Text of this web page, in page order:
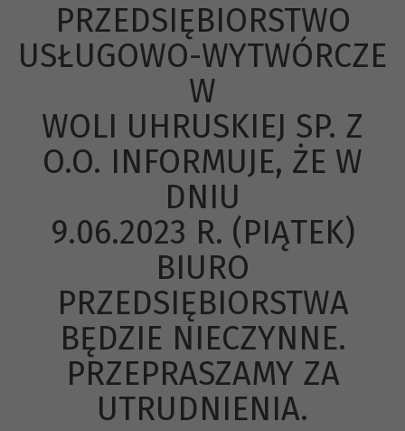
PRZEDSIĘBIORSTWO
USŁUGOWO-WYTWÓRCZE
W
WOLI UHRUSKIEJ SP. Z
O.O. INFORMUJE, ŻE W
DNIU
9.06.2023 R. (PIĄTEK)
BIURO
PRZEDSIĘBIORSTWA
BĘDZIE NIECZYNNE.
PRZEPRASZAMY ZA
UTRUDNIENIA.